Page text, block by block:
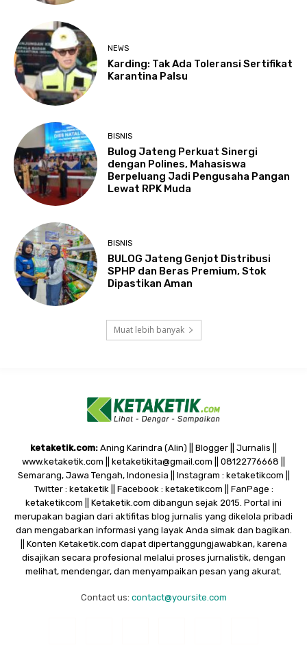
NEWS
Karding: Tak Ada Toleransi Sertifikat
Karantina Palsu
BISNIS
Bulog Jateng Perkuat Sinergi
dengan Polines, Mahasiswa
Berpeluang Jadi Pengusaha Pangan
Lewat RPK Muda
BISNIS
BULOG Jateng Genjot Distribusi
SPHP dan Beras Premium, Stok
Dipastikan Aman
Muat lebih banyak
ketaketik.com: Aning Karindra (Alin) || Blogger || Jurnalis ||
www.ketaketik.com || ketaketikita@gmail.com || 08122776668 ||
Semarang, Jawa Tengah, Indonesia || Instagram : ketaketikcom ||
Twitter : ketaketik || Facebook : ketaketikcom || FanPage :
ketaketikcom || Ketaketik.com dibangun sejak 2015. Portal ini
merupakan bagian dari aktifitas blog jurnalis yang dikelola pribadi
dan mengabarkan informasi yang layak Anda simak dan bagikan.
|| Konten Ketaketik.com dapat dipertanggungjawabkan, karena
disajikan secara profesional melalui proses jurnalistik, dengan
melihat, mendengar, dan menyampaikan pesan yang akurat.
Contact us: contact@yoursite.com